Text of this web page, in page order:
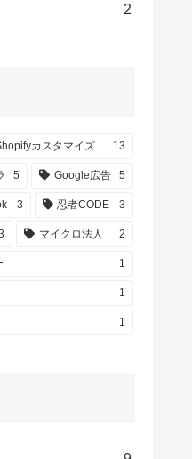
2
カスタマイズ 13
5 Google広告 5
3 忍者CODE 3
マイクロ法人 2
1
1
1